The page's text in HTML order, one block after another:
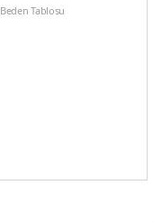
Beden Tablosu